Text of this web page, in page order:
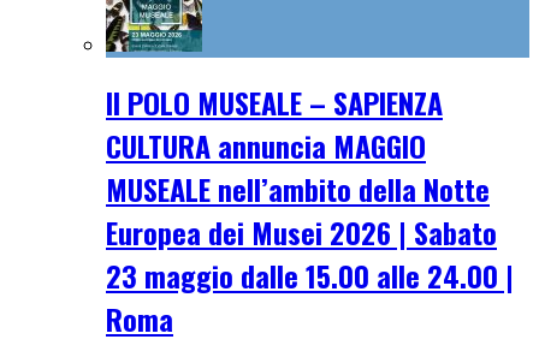
Il POLO MUSEALE – SAPIENZA
CULTURA annuncia MAGGIO
MUSEALE nell’ambito della Notte
Europea dei Musei 2026 | Sabato
23 maggio dalle 15.00 alle 24.00 |
Roma